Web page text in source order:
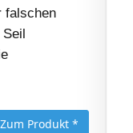
falschen
Zum Produkt *